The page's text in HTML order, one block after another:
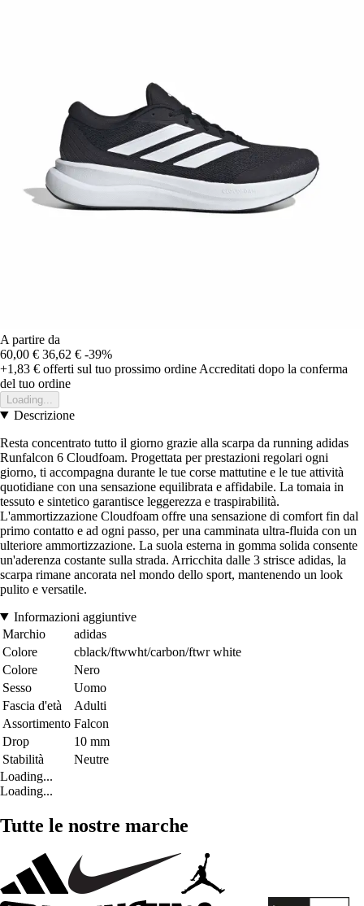
A partire da
60,00 € 36,62 € -39%
+1,83 € offerti sul tuo prossimo ordine Accreditati dopo la conferma
del tuo ordine
Loading...
Descrizione
Resta concentrato tutto il giorno grazie alla scarpa da running adidas
Runfalcon 6 Cloudfoam. Progettata per prestazioni regolari ogni
giorno, ti accompagna durante le tue corse mattutine e le tue attività
quotidiane con una sensazione equilibrata e affidabile. La tomaia in
tessuto e sintetico garantisce leggerezza e traspirabilità.
L'ammortizzazione Cloudfoam offre una sensazione di comfort fin dal
primo contatto e ad ogni passo, per una camminata ultra-fluida con un
ulteriore ammortizzazione. La suola esterna in gomma solida consente
un'aderenza costante sulla strada. Arricchita dalle 3 strisce adidas, la
scarpa rimane ancorata nel mondo dello sport, mantenendo un look
pulito e versatile.
Informazioni aggiuntive
Marchio
adidas
Colore
cblack/ftwwht/carbon/ftwr white
Colore
Nero
Sesso
Uomo
Fascia d'età
Adulti
Assortimento Falcon
Drop
10 mm
Stabilità
Neutre
Loading...
Loading...
Tutte le nostre marche